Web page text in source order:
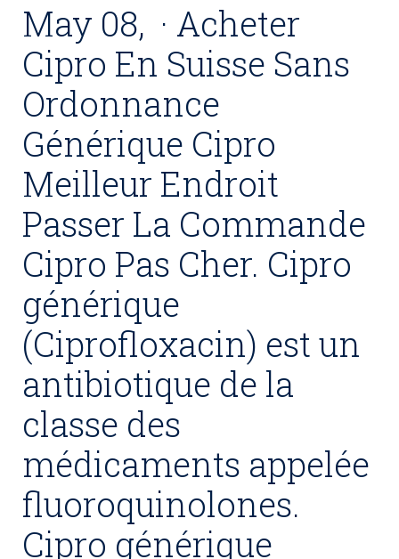
May 08, · Acheter
Cipro En Suisse Sans
Ordonnance
Générique Cipro
Meilleur Endroit
Passer La Commande
Cipro Pas Cher. Cipro
générique
(Ciprofloxacin) est un
antibiotique de la
classe des
médicaments appelée
fluoroquinolones.
Cipro générique